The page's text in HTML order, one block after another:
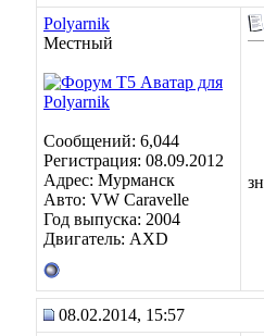
Polyarnik
Местный
Сообщений: 6,044
Регистрация: 08.09.2012
Адрес: Мурманск
Авто: VW Caravelle
Год выпуска: 2004
Двигатель: AXD
08.02.2014, 15:57